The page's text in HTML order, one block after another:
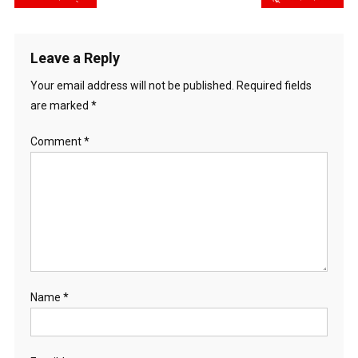
Leave a Reply
Your email address will not be published. Required fields
are marked *
Comment*
Name *